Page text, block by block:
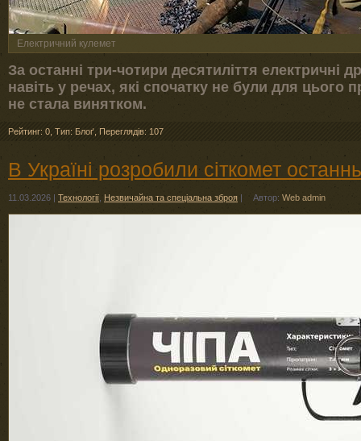
Електричний кулемет
За останні три-чотири десятиліття електричні
навіть у речах, які спочатку не були для цього
не стала винятком.
Рейтинг: 0 Тип: Блоґ Переглядів: 107
В Україні розробили сіткомет
11.03.2026 | Технології Незвичайна та спеціальна зброя | Автор: Web admin